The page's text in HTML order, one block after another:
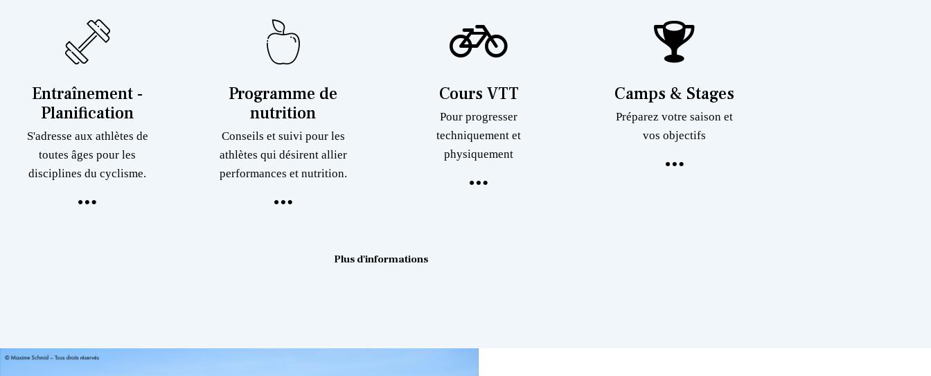
Entraînement -
Planification
S'adresse aux athlètes de
toutes âges pour les
disciplines du cyclisme.
Programme de
nutrition
Conseils et suivi pour les
athlètes qui désirent allier
performances et nutrition.
Cours VTT
Pour progresser
techniquement et
physiquement
Camps & Stages
Préparez votre saison et
vos objectifs
Plus d'informations